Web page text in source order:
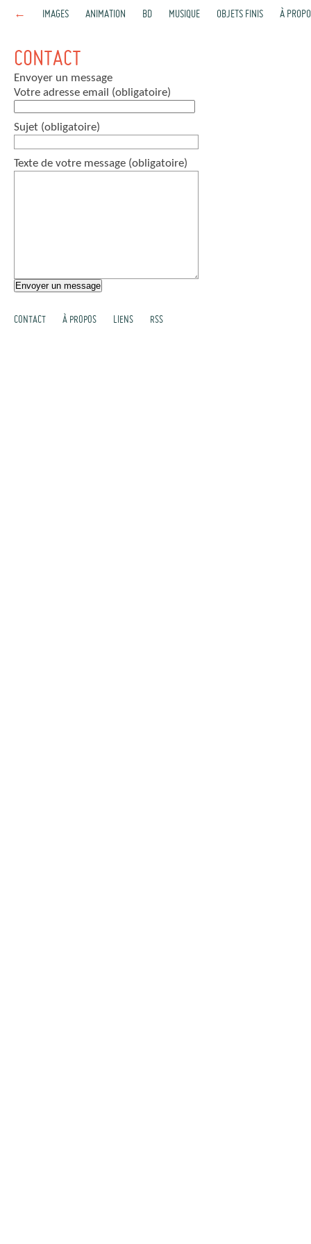
← IMAGES ANIMATION BD MUSIQUE OBJETS FINIS À
CONTACT
Envoyer un message
Votre adresse email (obligatoire)
Sujet (obligatoire)
Texte de votre message (obligatoire)
CONTACT À PROPOS LIENS RSS